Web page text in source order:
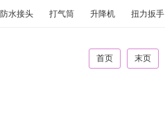
防水接头 打气筒 升降机 扭力扳手
首页 末页